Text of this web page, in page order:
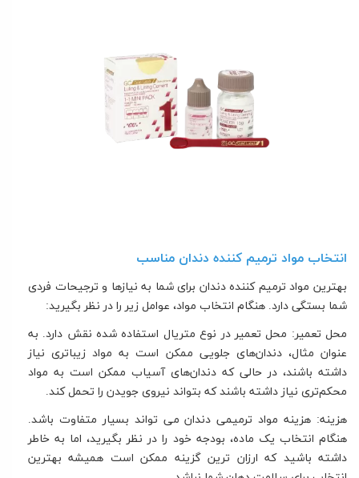
انتخاب مواد ترمیم کننده دندان مناسب
بهترین مواد ترمیم کننده دندان برای شما به نیازها و ترجیحات فردی
شما بستگی دارد. هنگام انتخاب مواد، عوامل زیر را در نظر بگیرید:
محل تعمیر: محل تعمیر در نوع متریال استفاده شده نقش دارد. به
عنوان مثال، دندان‌های جلویی ممکن است به مواد زیباتری نیاز
داشته باشند، در حالی که دندان‌های آسیاب ممکن است به مواد
محکم‌تری نیاز داشته باشند که بتواند نیروی جویدن را تحمل کند.
هزینه: هزینه مواد ترمیمی دندان می تواند بسیار متفاوت باشد.
هنگام انتخاب یک ماده، بودجه خود را در نظر بگیرید، اما به خاطر
داشته باشید که ارزان ترین گزینه ممکن است همیشه بهترین